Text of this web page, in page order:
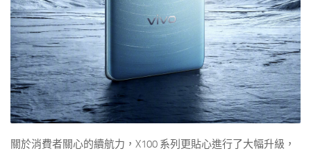
關於消費者關心的續航力，X100 系列更貼心進行了大幅升級，